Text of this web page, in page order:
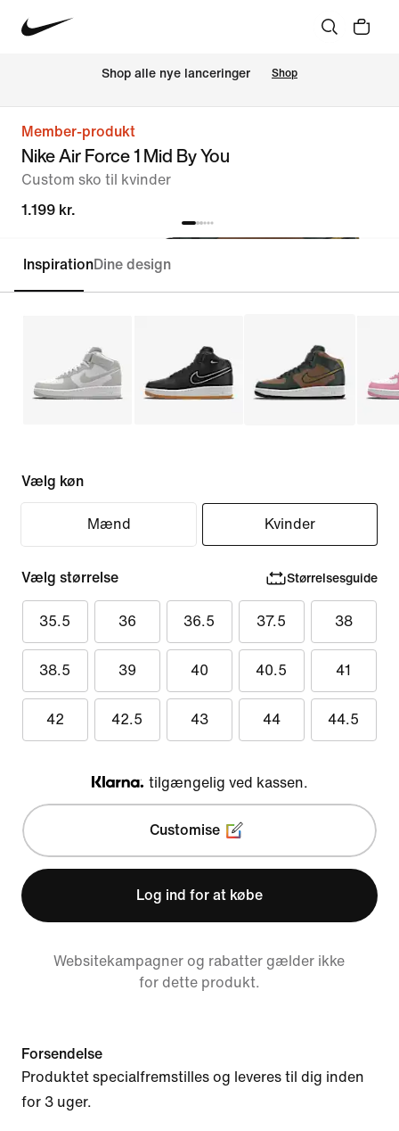
Shop alle nye lanceringer Shop
Member-produkt
Nike Air Force 1 Mid By You
Custom sko til kvinder
1.199 kr.
Customise
InspirationDine design
Vælg køn
Mænd Kvinder
Vælg størrelse Størrelsesguide
35.5 36 36.5 37.5 38
38.5 39 40 40.5 41
42 42.5 43 44 44.5
Klarna
tilgængelig ved kassen.
Customise
Log ind for at købe
Websitekampagner og rabatter gælder ikke
for dette produkt.
Forsendelse
Produktet specialfremstilles og leveres til dig inden
for 3 uger.